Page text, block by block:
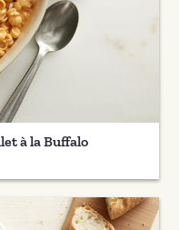
à la Buffalo